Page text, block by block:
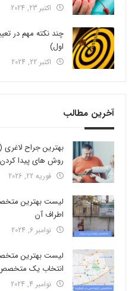
اکتبر 23, 2024
چند نکته مهم در
اول)
اکتبر 22, 2024
آخرین مطالب
روش های پیدا
فوریه 22, 2026
لیست بهترین
اطراف آن
نوامبر 6, 2024
لیست بهترین
انتخاب یک
نوامبر 4, 2024